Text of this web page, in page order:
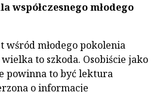
współczesnego młodego
wśród młodego pokolenia
to szkoda. Osobiście jako
powinna to być lektura
o informacje